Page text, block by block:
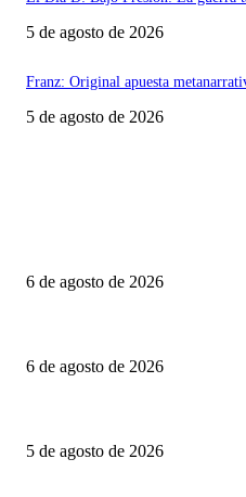
5 de agosto de 2026
Franz: Original apuesta
5 de agosto de 2026
6 de agosto de 2026
6 de agosto de 2026
5 de agosto de 2026